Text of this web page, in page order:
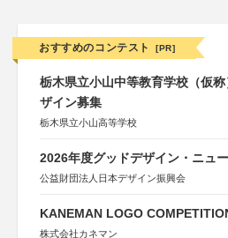
おすすめのコンテスト [PR]
栃木県立小山中等教育学校（仮
ザイン募集
栃木県立小山高等学校
2026年度グッドデザイン・ニュ
公益財団法人日本デザイン振興会
KANEMAN LOGO
株式会社カネマン